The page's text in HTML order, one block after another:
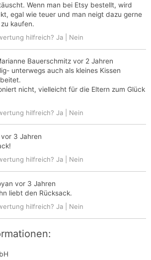
Wenn man bei Etsy bestellt, wird
egal wie teuer und man neigt dazu gerne
kaufen.
hilfreich? Ja Nein
Bauerschmitz vor 2 Jahren
unterwegs auch als kleines Kissen
nicht, vielleicht für die Eltern zum Glück
hilfreich? Ja Nein
vor 3 Jahren
hilfreich? Ja Nein
vor 3 Jahren
liebt den Rücksack.
hilfreich? Ja Nein